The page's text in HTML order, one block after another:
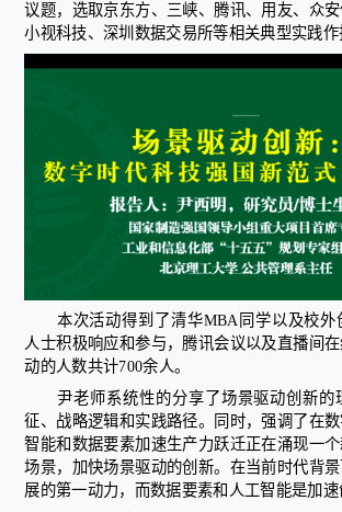
议题，选取京东方、三峡、腾讯、用友、众安
小视科技、深圳数据交易所等相关典型实践作
本次活动得到了清华MBA同学以及校外
人士积极响应和参与，腾讯会议以及直播间
动的人数共计700余人。
尹老师系统性的分享了场景驱动创新的
征、战略逻辑和实践路径。同时，强调了在
智能和数据要素加速生产力跃迁正在涌现一
场景，加快场景驱动的创新。在当前时代背
展的第一动力，而数据要素和人工智能是加速